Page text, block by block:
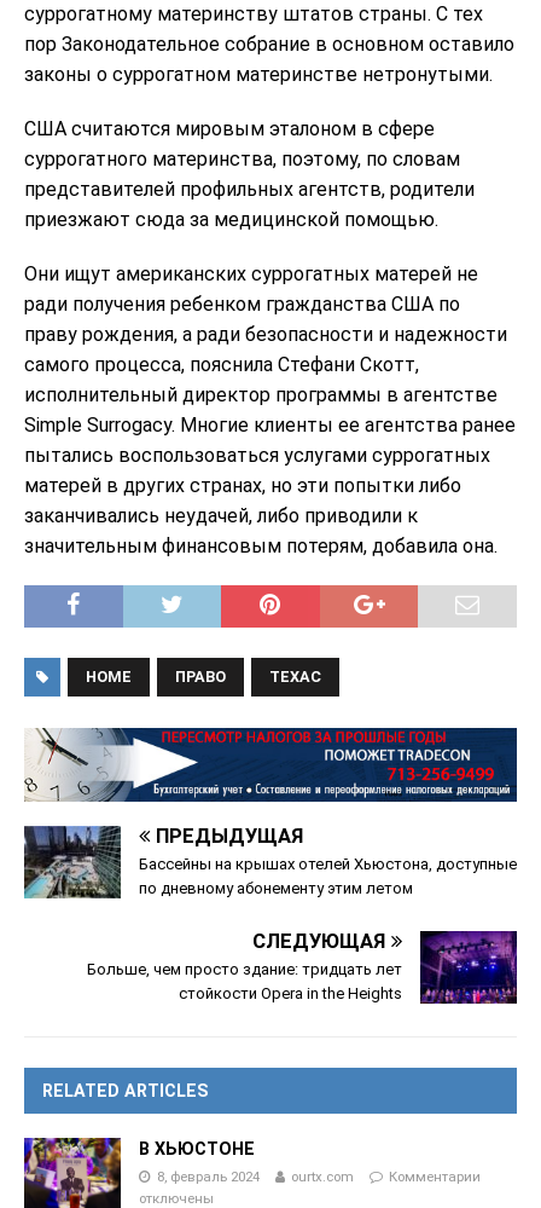
суррогатному материнству штатов страны. С тех
пор Законодательное собрание в основном оставило
законы о суррогатном материнстве нетронутыми.
США считаются мировым эталоном в сфере
суррогатного материнства, поэтому, по словам
представителей профильных агентств, родители
приезжают сюда за медицинской помощью.
Они ищут американских суррогатных матерей не
ради получения ребенком гражданства США по
праву рождения, а ради безопасности и надежности
самого процесса, пояснила Стефани Скотт,
исполнительный директор программы в агентстве
Simple Surrogacy. Многие клиенты ее агентства ранее
пытались воспользоваться услугами суррогатных
матерей в других странах, но эти попытки либо
заканчивались неудачей, либо приводили к
значительным финансовым потерям, добавила она.
HOME ПРАВО ТЕХАС
ПРЕДЫДУЩАЯ
Бассейны на крышах отелей Хьюстона, доступные
по дневному абонементу этим летом
СЛЕДУЮЩАЯ
Больше, чем просто здание: тридцать лет
стойкости Opera in the Heights
RELATED ARTICLES
В ХЬЮСТОНЕ
8, февраль 2024 ourtx.com
Комментарии
отключены